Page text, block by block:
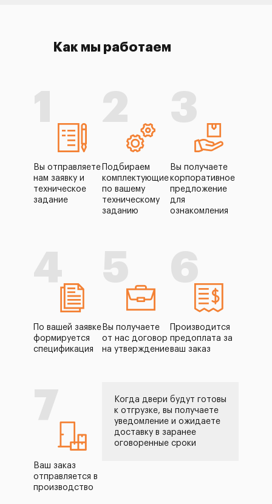
Как мы работаем
1
Вы отправляете
нам заявку и
техническое
задание
2
Подбираем
комплектующие
по вашему
техническому
заданию
3
Вы получаете
корпоративное
предложение
для
ознакомления
4
По вашей заявке
формируется
спецификация
5
Вы получаете
от нас договор
на утверждение
6
Производится
предоплата за
ваш заказ
7
Ваш заказ
отправляется в
производство
Когда двери будут готовы
к отгрузке, вы получаете
уведомление и ожидаете
доставку в заранее
оговоренные сроки